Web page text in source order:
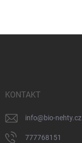
KONTAKT
info@bio-nehty.cz
777768151